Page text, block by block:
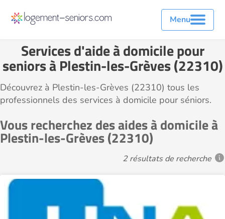
Menu
Services d'aide à domicile pour
seniors à Plestin-les-Grèves (22310)
Découvrez à Plestin-les-Grèves (22310) tous les
professionnels des services à domicile pour séniors.
Vous recherchez des aides à domicile à
Plestin-les-Grèves (22310)
2 résultats de recherche